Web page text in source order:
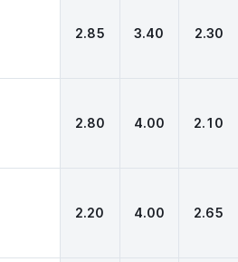
2.85 3.40 2.30
2.80 4.00 2.10
2.20 4.00 2.65